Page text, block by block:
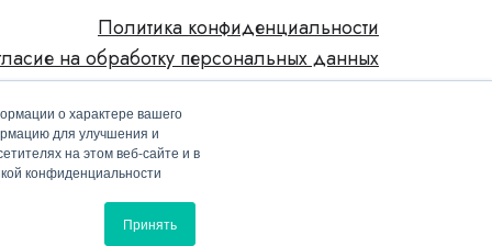
о характере вашего
для улучшения и
на этом веб-сайте и в
конфиденциальности
Принять
Политика конфиденциальности
на обработку персональных данных